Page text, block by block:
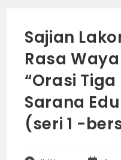
Sajian
Rasa
“Orasi
Sarana
(seri 1 -